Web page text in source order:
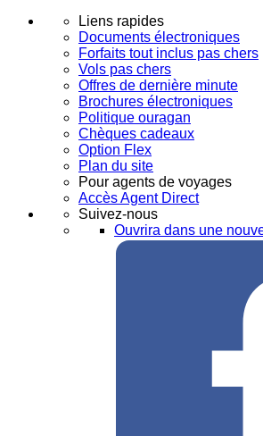
Liens rapides
Documents électroniques
Forfaits tout inclus pas chers
Vols pas chers
Offres de dernière minute
Brochures électroniques
Politique ouragan
Chèques cadeaux
Option Flex
Plan du site
Pour agents de voyages
Accès Agent Direct
Suivez-nous
Ouvrira dans une